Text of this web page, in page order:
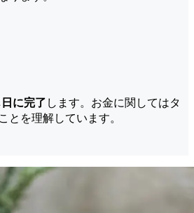
に完了 します。お金に関してはタ
とを理解しています。